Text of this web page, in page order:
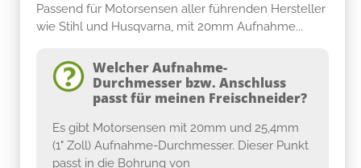
Passend für Motorsensen aller führenden Hersteller
wie Stihl und Husqvarna, mit 20mm Aufnahme...
Welcher Aufnahme-
Durchmesser bzw. Anschluss
passt für meinen Freischneider?
Es gibt Motorsensen mit 20mm und 25,4mm
(1" Zoll) Aufnahme-Durchmesser. Dieser Punkt
passt in die Bohrung von